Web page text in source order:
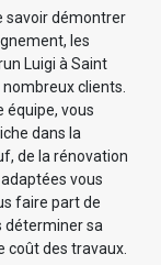
savoir démontrer
les
Luigi à Saint
clients.
équipe, vous
dans la
de la rénovation
vous
faire part de
déterminer sa
coût des travaux.